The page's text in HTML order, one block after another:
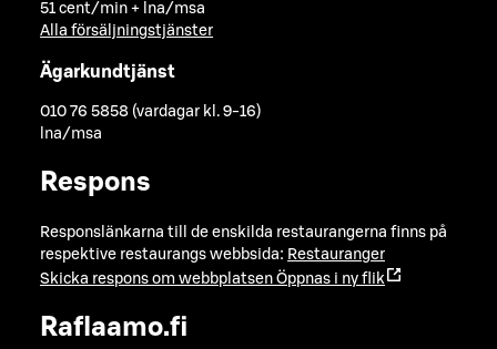
51 cent/min + lna/msa
Alla försäljningstjänster
Ägarkundtjänst
010 76 5858 (vardagar kl. 9-16)
lna/msa
Respons
Responslänkarna till de enskilda restaurangerna finns på
respektive restaurangs webbsida: Restauranger
Skicka respons om webbplatsen Öppnas i ny flik
Raflaamo.fi